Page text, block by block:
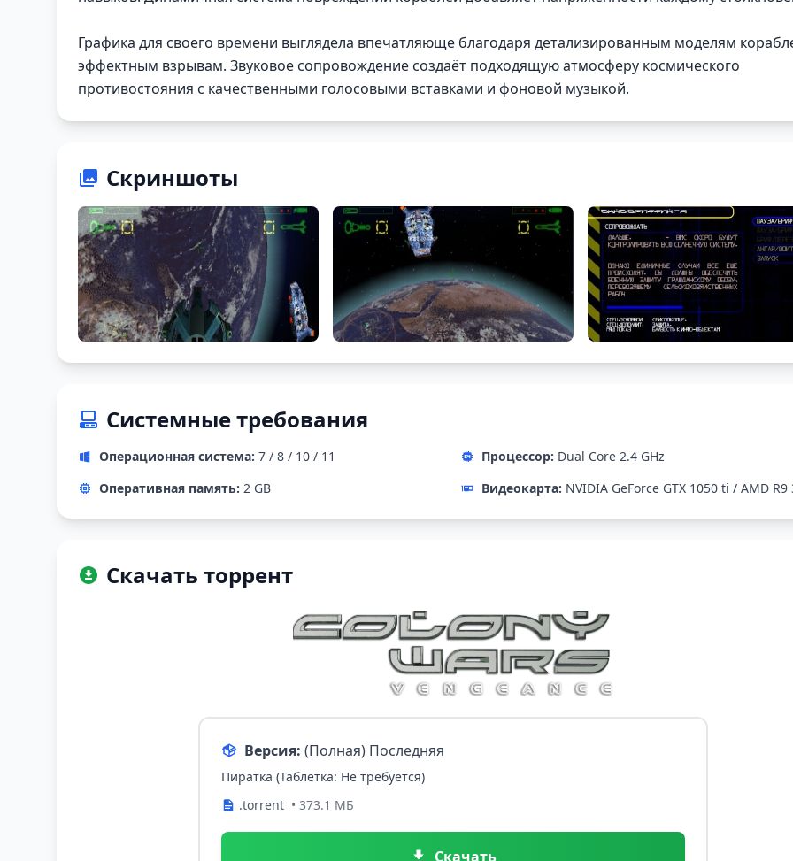
Графика для своего времени выглядела впечатляюще благодаря детализированным моделям
эффектным взрывам. Звуковое сопровождение создаёт подходящую атмосферу космического
противостояния с качественными голосовыми вставками и фоновой музыкой.
Скриншоты
Системные требования
Операционная система: 7 / 8 / 10 / 11 Процессор: Dual Core 2.4 GHz
Оперативная память: 2 GB Видеокарта: NVIDIA GeForce GTX 1050 ti / AMD R9
Скачать торрент
Версия: (Полная) Последняя
Пиратка (Таблетка: Не требуется)
.torrent • 373.1 МБ
Скачать